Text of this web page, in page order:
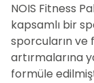
NOIS Fitness
kapsamlı bir
sporcuların ve
artırmalarına
formüle